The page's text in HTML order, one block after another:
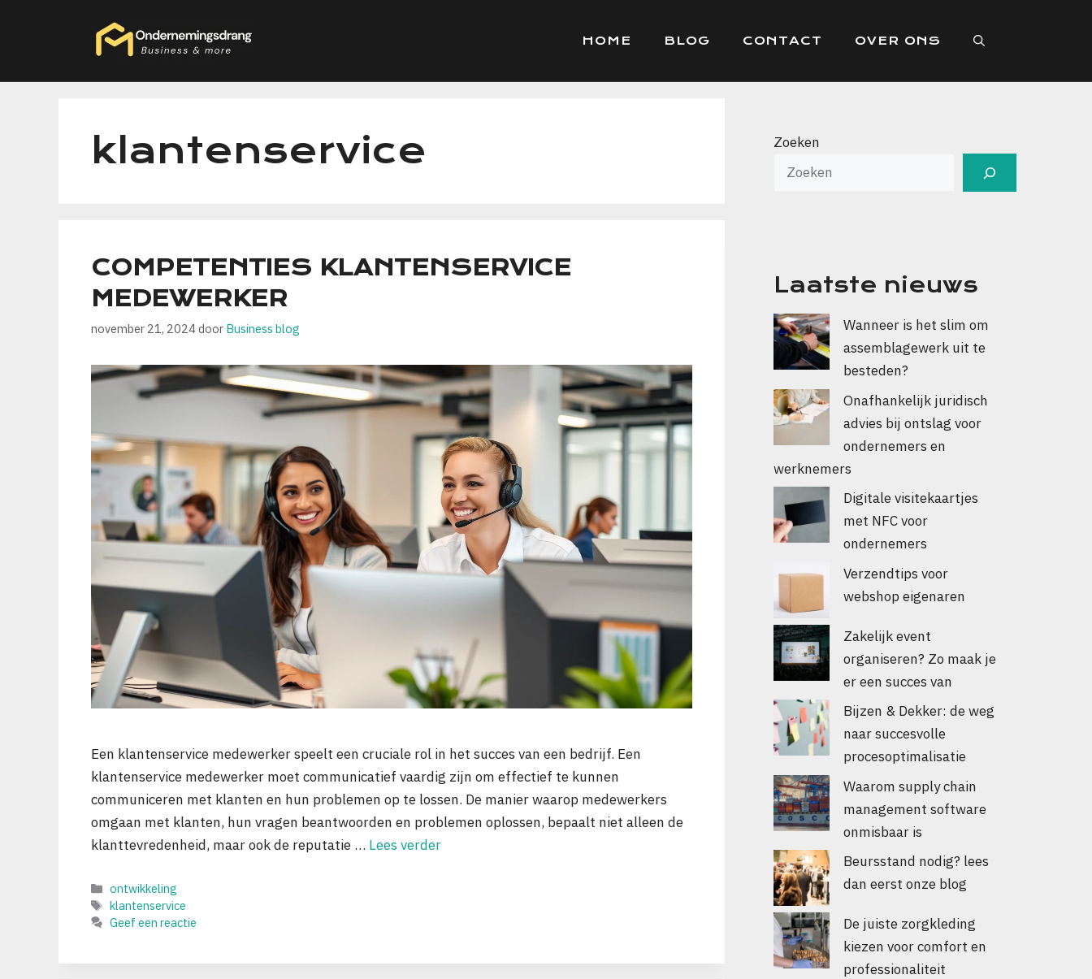
inhoud
HOME BLOG CONTACT OVER ONS
klantenservice
COMPETENTIES KLANTENSERVICE
MEDEWERKER
november 21, 2024door Business blog
Een klantenservice medewerker speelt een cruciale rol in het succes van een bedrijf. Een
klantenservice medewerker moet communicatief vaardig zijn om effectief te kunnen
communiceren met klanten en hun problemen op te lossen. De manier waarop medewerkers
omgaan met klanten, hun vragen beantwoorden en problemen oplossen, bepaalt niet alleen de
klanttevredenheid, maar ook de reputatie … Lees verder
Categorieën
ontwikkeling
Tags
klantenservice
Geef een reactie
Zoeken
Laatste nieuws
Wanneer is het slim om
assemblagewerk uit te
besteden?
Onafhankelijk juridisch
advies bij ontslag voor
ondernemers en
werknemers
Digitale visitekaartjes
met NFC voor
ondernemers
Verzendtips voor
webshop eigenaren
Zakelijk event
organiseren? Zo maak je
er een succes van
Bijzen & Dekker: de weg
naar succesvolle
procesoptimalisatie
Waarom supply chain
management software
onmisbaar is
Beursstand nodig? lees
dan eerst onze blog
De juiste zorgkleding
kiezen voor comfort en
professionaliteit